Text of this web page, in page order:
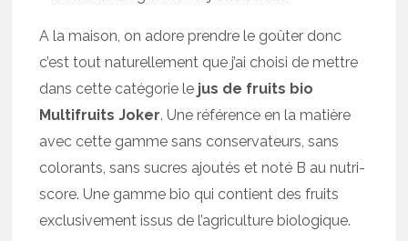
A la maison, on adore prendre le goûter donc
c’est tout naturellement que j’ai choisi de mettre
dans cette catégorie le jus de fruits bio
Multifruits Joker. Une référence en la matière
avec cette gamme sans conservateurs, sans
colorants, sans sucres ajoutés et noté B au nutri-
score. Une gamme bio qui contient des fruits
exclusivement issus de l’agriculture biologique.